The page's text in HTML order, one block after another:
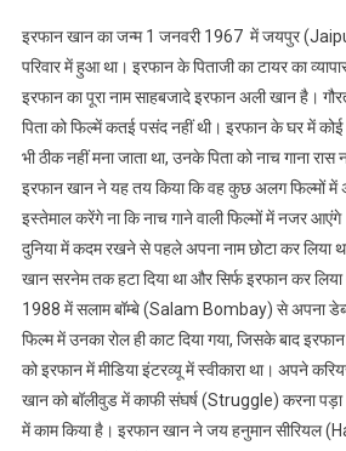
इरफान खान का जन्म 1 जनवरी 1967 में जयपुर
परिवार में हुआ था। इरफान के पिताजी का टायर का
इरफान का पूरा नाम साहबजादे इरफान अली खान है।
पिता को फिल्में कतई पसंद नहीं थी। इरफान के घर में कोई
भी ठीक नहीं मना जाता था, उनके पिता को नाच गाना
इरफान खान ने यह तय किया कि वह कुछ अलग फिल्मों
इस्तेमाल करेंगे ना कि नाच गाने वाली फिल्मों में नजर
दुनिया में कदम रखने से पहले अपना नाम छोटा कर लिया
खान सरनेम तक हटा दिया था और सिर्फ इरफान कर
1988 में सलाम बॉम्बे (Salam Bombay) से अपना
फिल्म में उनका रोल ही काट दिया गया, जिसके बाद
को इरफान में मीडिया इंटरव्यू में स्वीकारा था। अपने
खान को बॉलीवुड में काफी संघर्ष (Struggle) करना
में काम किया है। इरफान खान ने जय हनुमान सीरियल